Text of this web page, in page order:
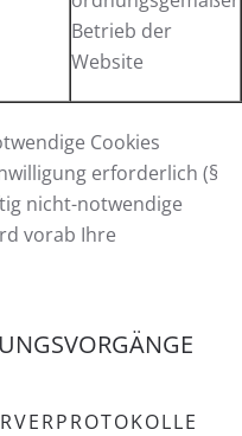
Betrieb der
Website
Cookies
erforderlich (§
nicht-notwendige
vorab Ihre